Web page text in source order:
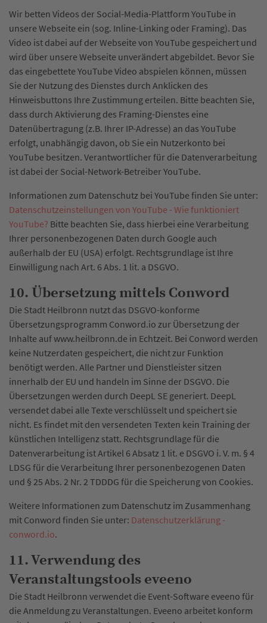
Wir betten Videos der Social-Media-Plattform YouTube in
unsere Webseite ein (sog. Inline-Linking oder Framing). Das
Video ist dabei auf der Webseite von YouTube gespeichert und
wird über unsere Webseite unverändert abgebildet. Bevor Sie
das eingebettete YouTube Video abspielen können, müssen
Sie der Nutzung des Dienstes durch Anklicken des
Hinweisbuttons Ihre Zustimmung erteilen. Bitte beachten Sie,
dass durch Aktivierung des Framing-Dienstes eine
Datenübertragung (z.B. Ihrer IP-Adresse) an das YouTube
erfolgt, unabhängig davon, ob Sie ein Nutzerkonto bei
YouTube besitzen. Verantwortlicher für die Datenverarbeitung
ist dabei der Social-Network-Betreiber YouTube.
Informationen zum Datenschutz bei YouTube finden Sie unter:
Datenschutzeinstellungen von YouTube - Wie funktioniert
YouTube? Bitte beachten Sie, dass hierbei eine Verarbeitung
Ihrer personenbezogenen Daten durch Google auch
außerhalb der EU (USA) erfolgt. Rechtsgrundlage ist Ihre
Einwilligung nach Art. 6 Abs. 1 lit. a DSGVO.
10. Übersetzung mittels Conword
Die Stadt Heilbronn nutzt das DSGVO-konforme
Übersetzungsprogramm Conword.io zur Übersetzung der
Inhalte auf www.heilbronn.de in Echtzeit. Bei Conword werden
keine Nutzerdaten gespeichert, die nicht zur Funktion
benötigt werden. Alle Partner und Dienstleister sitzen
innerhalb der EU und handeln im Sinne der DSGVO. Die
Übersetzungen werden durch DeepL SE generiert. DeepL
versendet dabei alle Texte verschlüsselt und speichert sie
nicht. Es findet mit den versendeten Texten kein Training der
künstlichen Intelligenz statt. Rechtsgrundlage für die
Datenverarbeitung ist Artikel 6 Absatz 1 lit. e DSGVO i. V. m. § 4
LDSG für die Verarbeitung Ihrer personenbezogenen Daten
und § 25 Abs. 2 Nr. 2 TDDDG für die Speicherung von Cookies.
Weitere Informationen zum Datenschutz im Zusammenhang
mit Conword finden Sie unter: Datenschutzerklärung -
conword.io.
11. Verwendung des
Veranstaltungstools eveeno
Die Stadt Heilbronn verwendet die Event-Software eveeno für
die Anmeldung zu Veranstaltungen. Eveeno arbeitet konform